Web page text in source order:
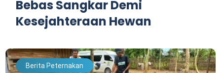
Bebas Sangkar Demi
Kesejahteraan Hewan
Berita Peternakan